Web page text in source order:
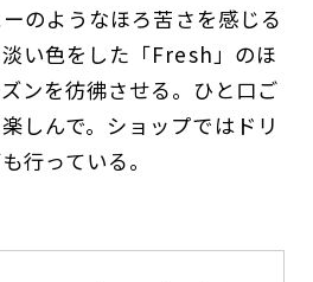
のようなほろ苦さを感じる
い色をした「Fresh」のほ
ンを彷彿させる。ひと口ご
しんで。ショップではドリ
行っている。